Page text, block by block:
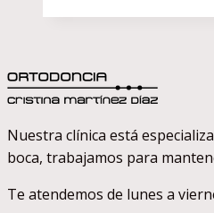
tus
Nuestra clínica está
boca, trabajamos para
Te atendemos de lunes a